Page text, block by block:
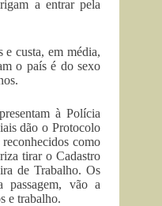
a entrar pela
e custa, em média,
o país é do sexo
à Polícia
dão o Protocolo
como
tirar o Cadastro
de Trabalho. Os
passagem, vão a
e trabalho.